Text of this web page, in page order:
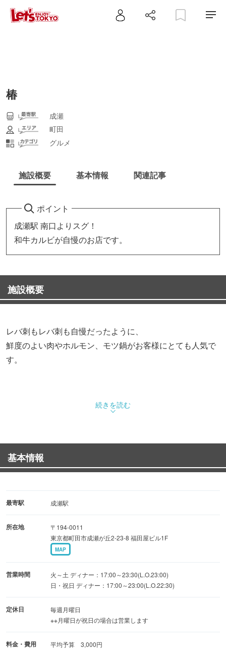
椿
成瀬
町田
グルメ
施設概要 基本情報 関連記事
ポイント
成瀬駅 南口よりスグ！
和牛カルビが自慢のお店です。
施設概要
レバ刺もレバ刺も自慢だったように、
鮮度のよい肉やホルモン、モツ鍋がお客様にとても人気で
す。
続きを読む
基本情報
最寄駅 成瀬駅
所在地
〒194-0011
東京都町田市成瀬が丘2-23-8 福田屋ビル1F
MAP
営業時間
火～土 ディナー：17:00～23:30(L.O.23:00)
日・祝日 ディナー：17:00～23:00(L.O.22:30)
定休日
毎週月曜日
※※月曜日が祝日の場合は営業します
料金・費用 平均予算 3,000円